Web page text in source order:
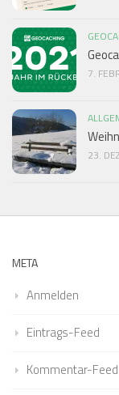
7.
23.
META
Anmelden
Eintrags-Feed
Kommentar-Feed